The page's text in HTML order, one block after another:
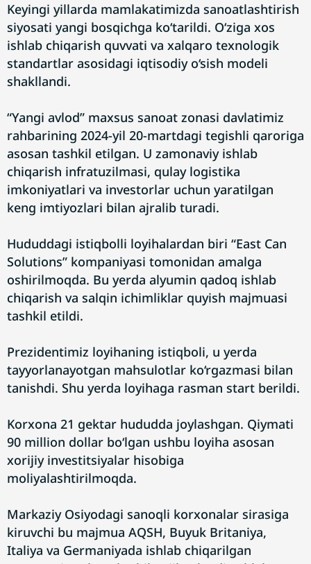
Keyingi yillarda mamlakatimizda sanoatlashtirish
siyosati yangi bosqichga ko‘tarildi. O‘ziga xos
ishlab chiqarish quvvati va xalqaro texnologik
standartlar asosidagi iqtisodiy o‘sish modeli
shakllandi.
“Yangi avlod” maxsus sanoat zonasi davlatimiz
rahbarining 2024-yil 20-martdagi tegishli qaroriga
asosan tashkil etilgan. U zamonaviy ishlab
chiqarish infratuzilmasi, qulay logistika
imkoniyatlari va investorlar uchun yaratilgan
keng imtiyozlari bilan ajralib turadi.
Hududdagi istiqbolli loyihalardan biri “East Can
Solutions” kompaniyasi tomonidan amalga
oshirilmoqda. Bu yerda alyumin qadoq ishlab
chiqarish va salqin ichimliklar quyish majmuasi
tashkil etildi.
Prezidentimiz loyihaning istiqboli, u yerda
tayyorlanayotgan mahsulotlar ko‘rgazmasi bilan
tanishdi. Shu yerda loyihaga rasman start berildi.
Korxona 21 gektar hududda joylashgan. Qiymati
90 million dollar bo‘lgan ushbu loyiha asosan
xorijiy investitsiyalar hisobiga
moliyalashtirilmoqda.
Markaziy Osiyodagi sanoqli korxonalar sirasiga
kiruvchi bu majmua AQSH, Buyuk Britaniya,
Italiya va Germaniyada ishlab chiqarilgan